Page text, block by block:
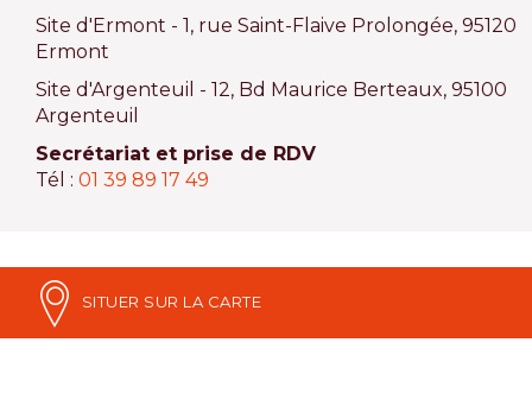
Site d'Ermont - 1, rue Saint-Flaive Prolongée, 95120
Ermont
Site d'Argenteuil - 12, Bd Maurice Berteaux, 95100
Argenteuil
Secrétariat et prise de RDV
Tél : 01 39 89 17 49
SITUER SUR LA CARTE